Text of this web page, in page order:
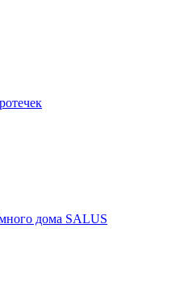
дома SALUS